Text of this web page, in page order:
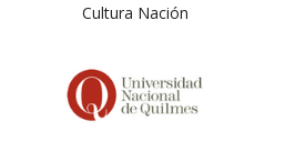
Cultura Nación